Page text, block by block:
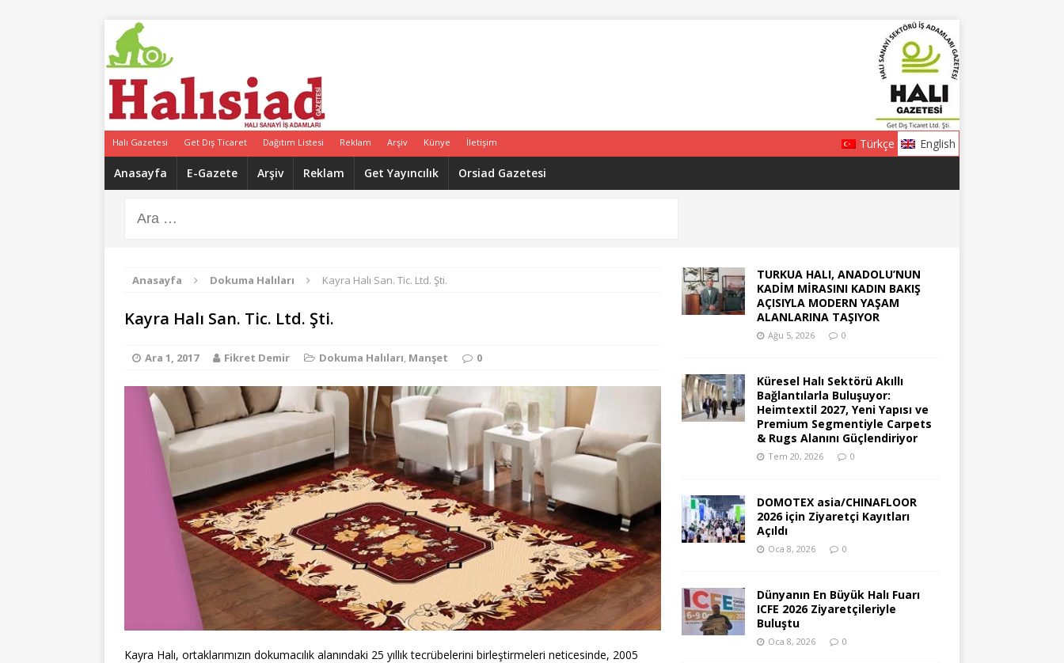
Halı Gazetesi Get Dış Ticaret Dağıtım Listesi Reklam Arşiv Künye İletişim Türkçe
English
Anasayfa
E-Gazete Arşiv Reklam Get Yayıncılık Orsiad Gazetesi
Anasayfa Dokuma Halıları Kayra Halı San. Tic. Ltd. Şti.
Kayra Halı San. Tic. Ltd. Şti.
Ara 1, 2017 Fikret Demir Dokuma Halıları, Manşet 0
Kayra Halı, ortaklarımızın dokumacılık alanındaki 25 yıllık tecrübelerini birleştirmeleri neticesinde, 2005
TURKUA HALI, ANADOLU’NUN
KADİM MİRASINI KADIN BAKIŞ
AÇISIYLA MODERN YAŞAM
ALANLARINA TAŞIYOR
Ağu 5, 2026 0
Küresel Halı Sektörü Akıllı
Bağlantılarla Buluşuyor:
Heimtextil 2027, Yeni Yapısı ve
Premium Segmentiyle Carpets
& Rugs Alanını Güçlendiriyor
Tem 20, 2026 0
DOMOTEX asia/CHINAFLOOR
2026 için Ziyaretçi Kayıtları
Açıldı
Oca 8, 2026 0
Dünyanın En Büyük Halı Fuarı
ICFE 2026 Ziyaretçileriyle
Buluştu
Oca 8, 2026 0